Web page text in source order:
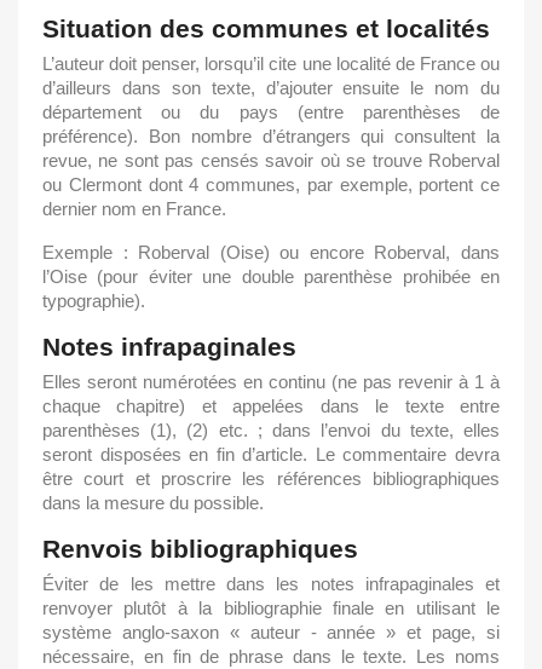
Situation des communes et localités
L’auteur doit penser, lorsqu’il cite une localité de France ou
d’ailleurs dans son texte, d’ajouter ensuite le nom du
département ou du pays (entre parenthèses de
préférence). Bon nombre d’étrangers qui consultent la
revue, ne sont pas censés savoir où se trouve Roberval
ou Clermont dont 4 communes, par exemple, portent ce
dernier nom en France.
Exemple : Roberval (Oise) ou encore Roberval, dans
l’Oise (pour éviter une double parenthèse prohibée en
typographie).
Notes infrapaginales
Elles seront numérotées en continu (ne pas revenir à 1 à
chaque chapitre) et appelées dans le texte entre
parenthèses (1), (2) etc. ; dans l’envoi du texte, elles
seront disposées en fin d’article. Le commentaire devra
être court et proscrire les références bibliographiques
dans la mesure du possible.
Renvois bibliographiques
Éviter de les mettre dans les notes infrapaginales et
renvoyer plutôt à la bibliographie finale en utilisant le
système anglo-saxon « auteur - année » et page, si
nécessaire, en fin de phrase dans le texte. Les noms